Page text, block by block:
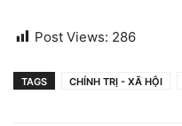
Post Views: 286
TAGS CHÍNH TRỊ - XÃ HỘI